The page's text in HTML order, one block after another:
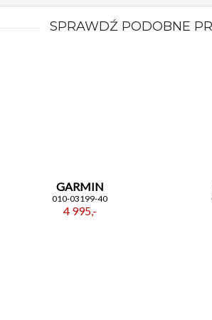
SPRAWDŹ PODOBNE
GARMIN
010-03199-40
4 995,-